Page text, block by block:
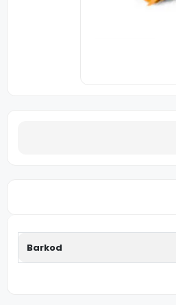
Barkod